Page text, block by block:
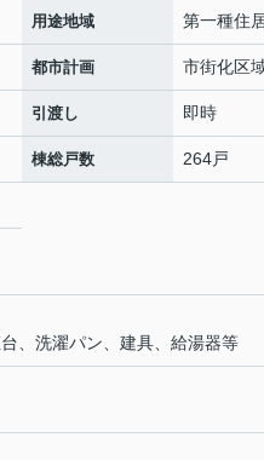
用途地域 第一種住
都市計画 市街化区
引渡し 即時
棟総戸数 264戸
、洗濯パン、建具、給湯器等